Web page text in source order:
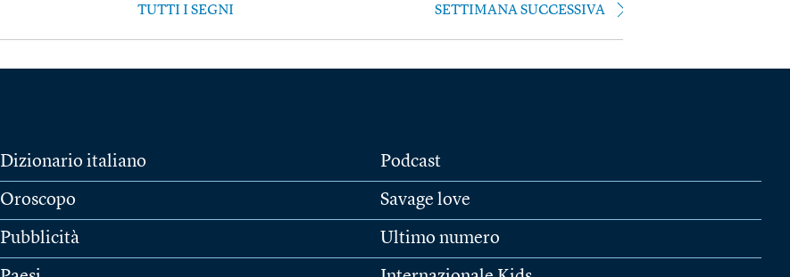
TUTTI I SEGNI SETTIMANA SUCCESSIVA
Dizionario italiano
Oroscopo
Pubblicità
Podcast
Savage love
Ultimo numero